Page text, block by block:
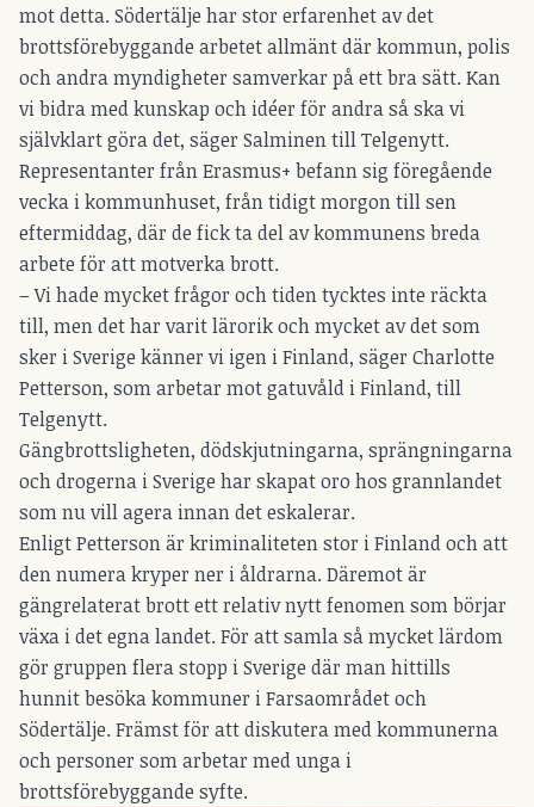
mot detta. Södertälje har stor erfarenhet av det
brottsförebyggande arbetet allmänt där kommun, polis
och andra myndigheter samverkar på ett bra sätt. Kan
vi bidra med kunskap och idéer för andra så ska vi
självklart göra det, säger Salminen till Telgenytt.
Representanter från Erasmus+ befann sig föregående
vecka i kommunhuset, från tidigt morgon till sen
eftermiddag, där de fick ta del av kommunens breda
arbete för att motverka brott.
– Vi hade mycket frågor och tiden tycktes inte räckta
till, men det har varit lärorik och mycket av det som
sker i Sverige känner vi igen i Finland, säger Charlotte
Petterson, som arbetar mot gatuvåld i Finland, till
Telgenytt.
Gängbrottsligheten, dödskjutningarna, sprängningarna
och drogerna i Sverige har skapat oro hos grannlandet
som nu vill agera innan det eskalerar.
Enligt Petterson är kriminaliteten stor i Finland och att
den numera kryper ner i åldrarna. Däremot är
gängrelaterat brott ett relativ nytt fenomen som börjar
växa i det egna landet. För att samla så mycket lärdom
gör gruppen flera stopp i Sverige där man hittills
hunnit besöka kommuner i Farsaområdet och
Södertälje. Främst för att diskutera med kommunerna
och personer som arbetar med unga i
brottsförebyggande syfte.